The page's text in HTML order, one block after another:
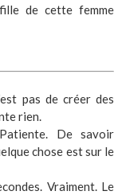
de cette femme
pas de créer des
rien.
De savoir
chose est sur le
Vraiment. Le